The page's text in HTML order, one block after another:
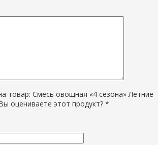
товар: Смесь овощная «4 сезона» Летние
оцениваете этот продукт? *